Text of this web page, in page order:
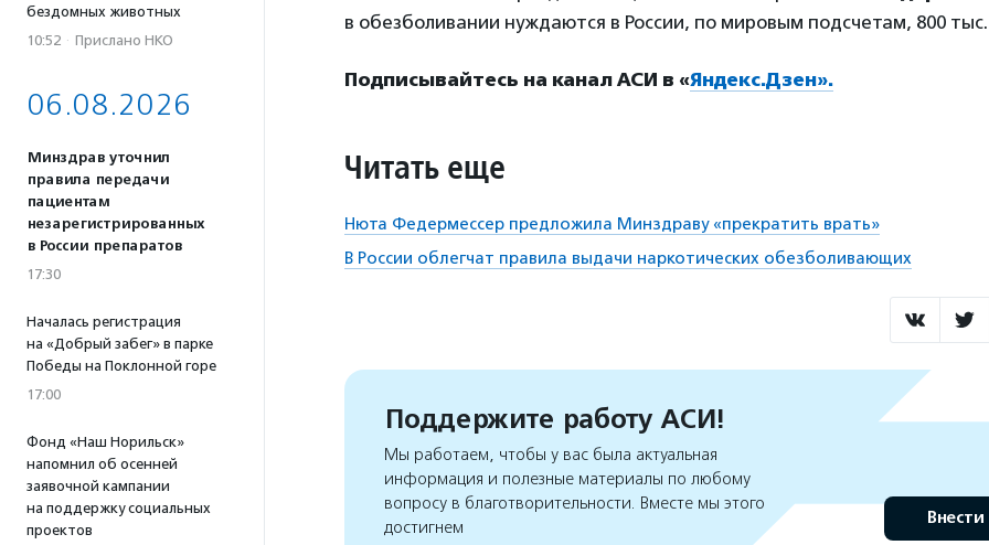
бездомных животных
10:52 · Прислано НКО
06.08.2026
Минздрав уточнил
правила передачи
пациентам
незарегистрированных
в России препаратов
17:30
Началась регистрация
на «Добрый забег» в парке
Победы на Поклонной горе
17:00
Фонд «Наш Норильск»
напомнил об осенней
заявочной кампании
на поддержку социальных
проектов
в обезболивании нуждаются в России, по мировым подсчетам, 800 тыс.
Подписывайтесь на канал АСИ в «Яндекс.Дзен».
Читать еще
Нюта Федермессер предложила Минздраву «прекратить врать»
В России облегчат правила выдачи наркотических обезболивающих
Поддержите работу АСИ!
Мы работаем, чтобы у вас была актуальная
информация и полезные материалы по любому
вопросу в благотворительности. Вместе мы этого
достигнем
Внести